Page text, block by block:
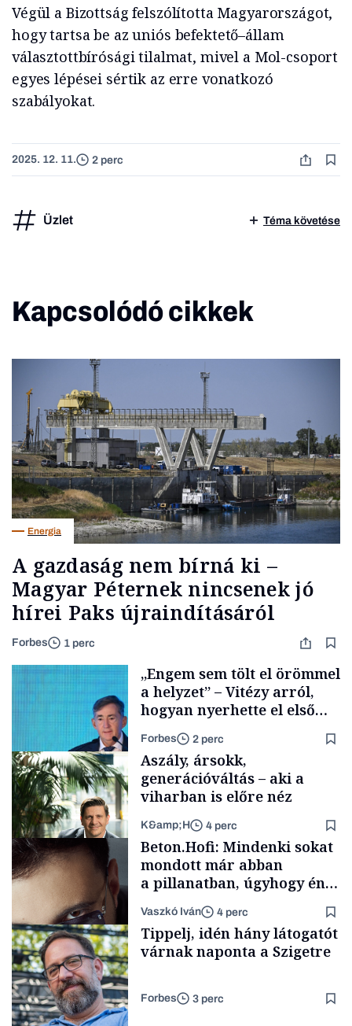
Végül a Bizottság felszólította Magyarországot,
hogy tartsa be az uniós befektető–állam
választottbírósági tilalmat, mivel a Mol-csoport
egyes lépései sértik az erre vonatkozó
szabályokat.
2025. 12. 11. 2 perc
Üzlet Téma követése
Kapcsolódó cikkek
Energia
A gazdaság nem bírná ki –
Magyar Péternek nincsenek jó
hírei Paks újraindításáról
Forbes 1 perc
Elszámoltatás
„Engem sem tölt el örömmel
a helyzet” – Vitézy arról,
hogyan nyerhette el első
tenderét Mészárosék cége a
Tisza-kormány alatt
Forbes 2 perc
TÁMOGATÓI
TARTALOM
Aszály, ársokk,
generációváltás – aki a
viharban is előre néz
K&amp;H 4 perc
Forbes-sztori
Beton.Hofi: Mindenki sokat
mondott már abban
a pillanatban, úgyhogy én
a legsarkosabb
gondolataimat akartam
kimondani
Vaszkó Iván 4 perc
Tippelj, idén hány látogatót
várnak naponta a Szigetre
Forbes 3 perc